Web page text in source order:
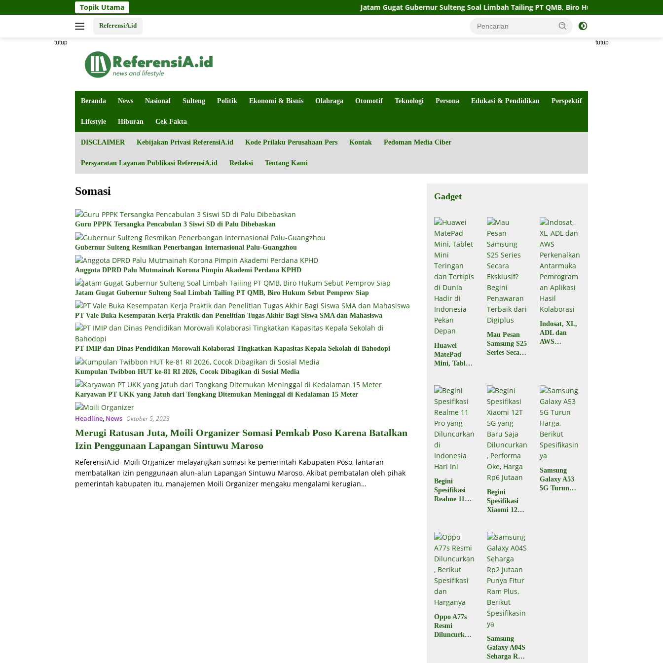
ke
Topik Utama Jatam Gugat Gubernur Sulteng Soal Limbah Tailing PT QMB, Biro Hukum Sebut Pemprov Siap
ReferensiA.id
tutup tutup
Beranda News Nasional Sulteng Politik Ekonomi & Bisnis Olahraga Otomotif Teknologi Persona Edukasi & Pendidikan Perspektif
Lifestyle Hiburan Cek Fakta
DISCLAIMER Kebijakan Privasi ReferensiA.id Kode Prilaku Perusahaan Pers Kontak Pedoman Media Ciber
Persyaratan Layanan Publikasi ReferensiA.id Redaksi Tentang Kami
Somasi
Guru PPPK Tersangka Pencabulan 3 Siswi SD di Palu Dibebaskan
Gubernur Sulteng Resmikan Penerbangan Internasional Palu-Guangzhou
Anggota DPRD Palu Mutmainah Korona Pimpin Akademi Perdana KPHD
Jatam Gugat Gubernur Sulteng Soal Limbah Tailing PT QMB, Biro Hukum Sebut Pemprov Siap
PT Vale Buka Kesempatan Kerja Praktik dan Penelitian Tugas Akhir Bagi Siswa SMA dan Mahasiswa
PT IMIP dan Dinas Pendidikan Morowali Kolaborasi Tingkatkan Kapasitas Kepala Sekolah di Bahodopi
Kumpulan Twibbon HUT ke-81 RI 2026, Cocok Dibagikan di Sosial Media
Karyawan PT UKK yang Jatuh dari Tongkang Ditemukan Meninggal di Kedalaman 15 Meter
Headline, News Oktober 5, 2023
Merugi Ratusan Juta, Moili Organizer Somasi Pemkab Poso Karena Batalkan
Izin Penggunaan Lapangan Sintuwu Maroso
ReferensiA.id- Moili Organizer melayangkan somasi ke pemerintah Kabupaten Poso, lantaran
membatalkan izin penggunaan alun-alun Lapangan Sintuwu Maroso. Akibat pembatalan oleh pihak
pemerintah kabupaten itu, manajemen Moili Organizer mengaku mengalami kerugian…
Gadget
Huawei
MatePad
Mini, Tablet
Tertipis di
Dunia Hadir
di Indonesia
Pekan Depan
Mau Pesan
Samsung S25
Series Secara
Terbaik dari
Digiplus
Indosat, XL,
ADL dan
AWS
Hasil
Kolaborasi
Begini
Spesifikasi
Realme 11
Hari Ini
Begini
Spesifikasi
Xiaomi 12T
Diluncurkan,
Performa
Oke, Harga
Rp6 Jutaan
Samsung
Galaxy A53
5G Turun
Oppo A77s
Resmi
Diluncurkan,
Samsung
Galaxy A04S
Seharga Rp2